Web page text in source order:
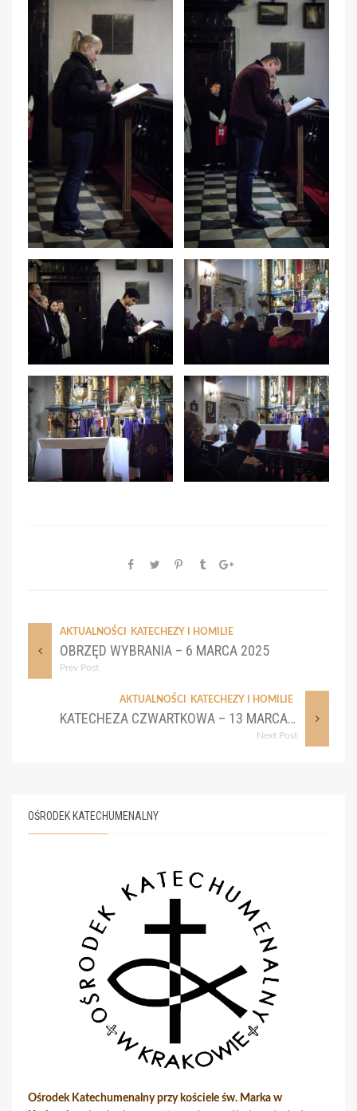
AKTUALNOŚCI KATECHEZY I HOMILIE
OBRZĘD WYBRANIA – 6 MARCA 2025
Prev Post
AKTUALNOŚCI KATECHEZY I HOMILIE
KATECHEZA CZWARTKOWA – 13 MARCA – DROGA DO WOLNOŚCI
Next Post
OŚRODEK KATECHUMENALNY
Ośrodek Katechumenalny przy kościele św. Marka w